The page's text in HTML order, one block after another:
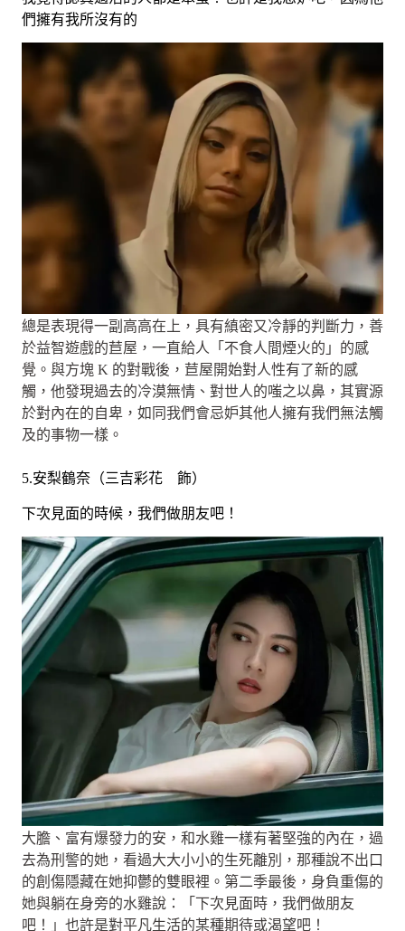
們擁有我所沒有的
總是表現得一副高高在上，具有縝密又冷靜的判斷力，善
於益智遊戲的苣屋，一直給人「不食人間煙火的」的感
覺。與方塊 K 的對戰後，苣屋開始對人性有了新的感
觸，他發現過去的冷漠無情、對世人的嗤之以鼻，其實源
於對內在的自卑，如同我們會忌妒其他人擁有我們無法觸
及的事物一樣。
5.安梨鶴奈（三吉彩花 飾）
下次見面的時候，我們做朋友吧！
大膽、富有爆發力的安，和水雞一樣有著堅強的內在，過
去為刑警的她，看過大大小小的生死離別，那種說不出口
的創傷隱藏在她抑鬱的雙眼裡。第二季最後，身負重傷的
她與躺在身旁的水雞說：「下次見面時，我們做朋友
吧！」也許是對平凡生活的某種期待或渴望吧！